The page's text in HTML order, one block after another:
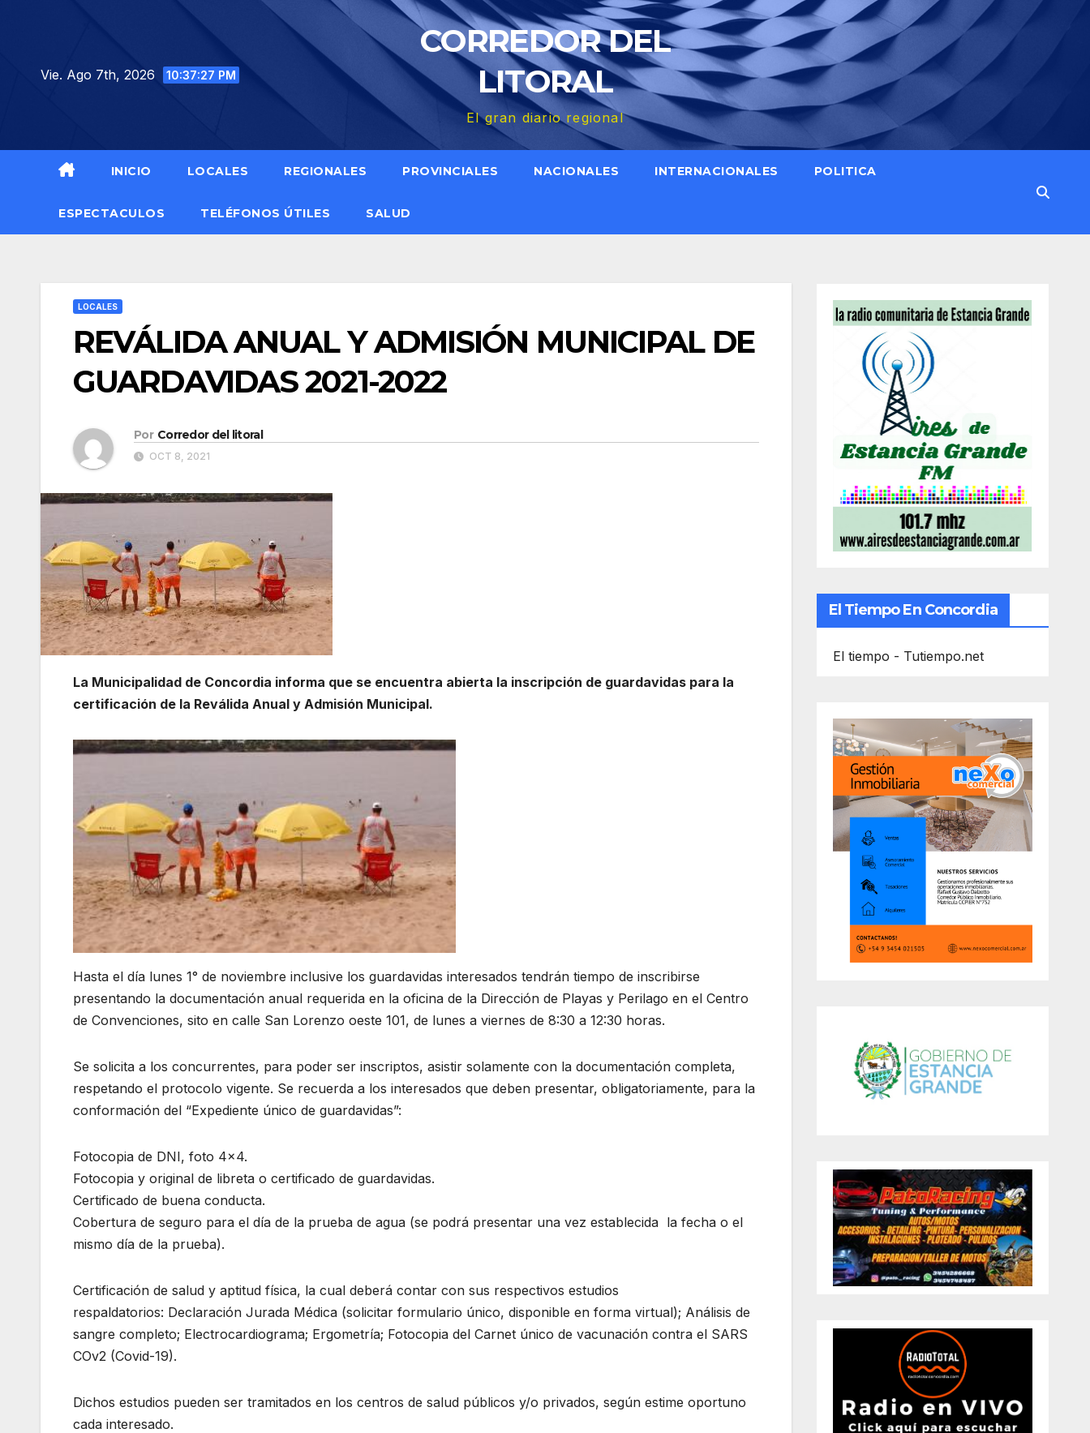
Vie. Ago 7th, 2026
10:37:28 PM
CORREDOR DEL
LITORAL
El gran diario regional
INICIO LOCALES REGIONALES PROVINCIALES NACIONALES INTERNACIONALES POLITICA
ESPECTACULOS TELÉFONOS ÚTILES SALUD
LOCALES
REVÁLIDA ANUAL Y ADMISIÓN MUNICIPAL DE
GUARDAVIDAS 2021-2022
Por Corredor del litoral
OCT 8, 2021
La Municipalidad de Concordia informa que se encuentra abierta la inscripción de guardavidas para la
certificación de la Reválida Anual y Admisión Municipal.
Hasta el día lunes 1° de noviembre inclusive los guardavidas interesados tendrán tiempo de inscribirse
presentando la documentación anual requerida en la oficina de la Dirección de Playas y Perilago en el Centro
de Convenciones, sito en calle San Lorenzo oeste 101, de lunes a viernes de 8:30 a 12:30 horas.
Se solicita a los concurrentes, para poder ser inscriptos, asistir solamente con la documentación completa,
respetando el protocolo vigente. Se recuerda a los interesados que deben presentar, obligatoriamente, para la
conformación del “Expediente único de guardavidas”:
Fotocopia de DNI, foto 4×4.
Fotocopia y original de libreta o certificado de guardavidas.
Certificado de buena conducta.
Cobertura de seguro para el día de la prueba de agua (se podrá presentar una vez establecida la fecha o el
mismo día de la prueba).
Certificación de salud y aptitud física, la cual deberá contar con sus respectivos estudios
respaldatorios: Declaración Jurada Médica (solicitar formulario único, disponible en forma virtual); Análisis de
sangre completo; Electrocardiograma; Ergometría; Fotocopia del Carnet único de vacunación contra el SARS
COv2 (Covid-19).
Dichos estudios pueden ser tramitados en los centros de salud públicos y/o privados, según estime oportuno
cada interesado.
El Tiempo En Concordia
El tiempo - Tutiempo.net